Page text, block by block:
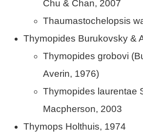
Chu & Chan, 2007
Thaumastochelopsis
Thymopides Burukovsky &
Thymopides grobovi
Averin, 1976)
Thymopides laurentae
Macpherson, 2003
Thymops Holthuis, 1974